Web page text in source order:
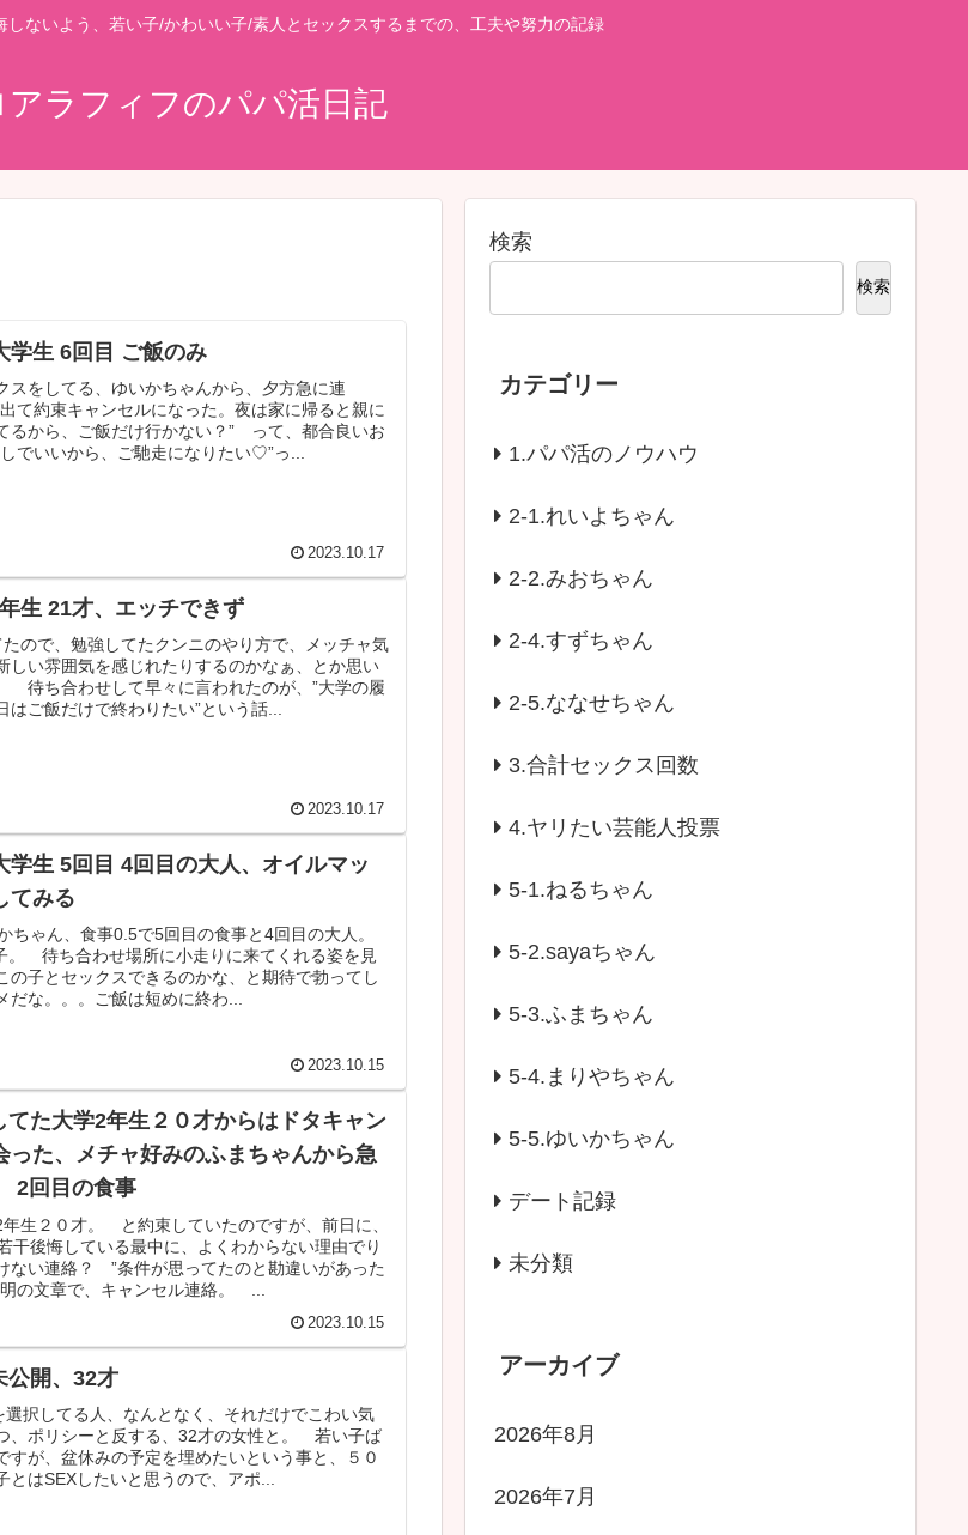
しないよう、若い子/かわいい子/素人とセックスするまでの、工夫や努力の記録
アラフィフのパパ活日記
学生 6回目 ご飯のみ
スをしてる、ゆいかちゃんから、夕方急に連
て約束キャンセルになった。夜は家に帰ると親に
るから、ご飯だけ行かない？” って、都合良いお
でいいから、ご馳走になりたい♡”っ...
2023.10.17
生 21才、エッチできず
ので、勉強してたクンニのやり方で、メッチャ気
しい雰囲気を感じれたりするのかなぁ、とか思い
待ち合わせして早々に言われたのが、”大学の履
はご飯だけで終わりたい”という話...
2023.10.17
学生 5回目 4回目の大人、オイルマッ
てみる
ちゃん、食事0.5で5回目の食事と4回目の大人。
。 待ち合わせ場所に小走りに来てくれる姿を見
の子とセックスできるのかな、と期待で勃ってし
な。。。ご飯は短めに終わ...
2023.10.15
てた大学2年生２０才からはドタキャン
った、メチャ好みのふまちゃんから急
2回目の食事
年生２０才。 と約束していたのですが、前日に、
干後悔している最中に、よくわからない理由でり
ない連絡？ ”条件が思ってたのと勘違いがあった
の文章で、キャンセル連絡。 ...
2023.10.15
公開、32才
選択してる人、なんとなく、それだけでこわい気
、ポリシーと反する、32才の女性と。 若い子ば
すが、盆休みの予定を埋めたいという事と、５０
とはSEXしたいと思うので、アポ...
検索
検索
カテゴリー
1.パパ活のノウハウ
2-1.れいよちゃん
2-2.みおちゃん
2-4.すずちゃん
2-5.ななせちゃん
3.合計セックス回数
4.ヤリたい芸能人投票
5-1.ねるちゃん
5-2.sayaちゃん
5-3.ふまちゃん
5-4.まりやちゃん
5-5.ゆいかちゃん
デート記録
未分類
アーカイブ
2026年8月
2026年7月